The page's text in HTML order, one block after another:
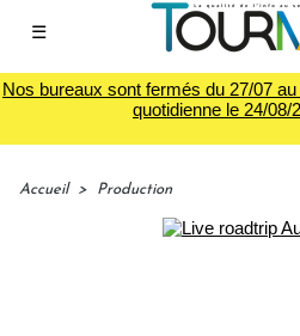
☰
Nos bureaux sont fermés du 27/07
quotidienne le 24/08/
Accueil > Production